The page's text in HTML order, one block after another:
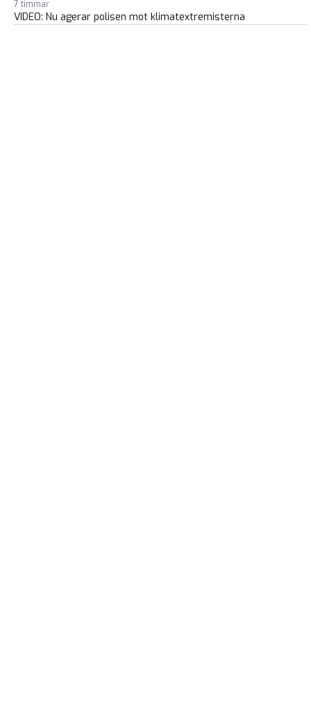
7 timmar
VIDEO: Nu agerar polisen mot klimatextremisterna